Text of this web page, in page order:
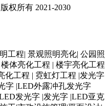
权所有 2021-2030
工程| 景观照明亮化| 公园照
体亮化工程 | 楼宇亮化工程
化工程 | 霓虹灯工程 |发光字
字 |LED外露冲孔发光字
发光字 |发光字 |LED亚克